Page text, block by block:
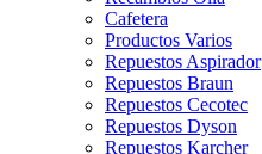
Cafetera
Productos Varios
Repuestos Aspirador
Repuestos Braun
Repuestos Cecotec
Repuestos Dyson
Repuestos Karcher